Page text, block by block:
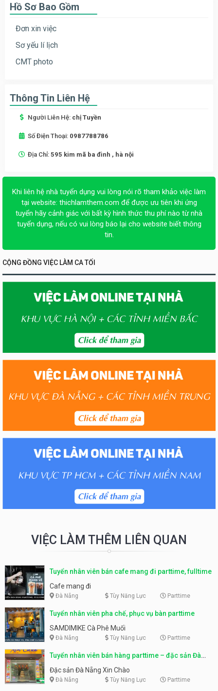
Hồ Sơ Bao Gồm
Đơn xin việc
Sơ yếu lí lịch
CMT photo
Thông Tin Liên Hệ
Người Liên Hệ: chị Tuyền
Số Điện Thoại: 0987788786
Địa Chỉ: 595 kim mã ba đình , hà nội
Khi liên hệ nhà tuyển dụng vui lòng nói rõ tham khảo việc làm
tại website: thichlamthem.com để được ưu tiên khi ứng
tuyển hãy cảnh giác với bất kỳ hình thức thu phí nào từ nhà
tuyển dụng, nếu có vui lòng báo lại cho website biết thông
tin.
CỘNG ĐỒNG VIỆC LÀM CA TỐI
VIỆC LÀM THÊM LIÊN QUAN
Tuyển nhân viên bán cafe mang đi parttime, fulltime
Cafe mang đi
Đà Nẵng Tùy Năng Lực Parttime
Tuyển nhân viên pha chế, phục vụ bàn parttime
SAMDIMIKE Cà Phê Muối
Đà Nẵng Tùy Năng Lực Parttime
Tuyển nhân viên bán hàng parttime – đặc sản Đà
Nẵng
Đặc sản Đà Nẵng Xin Chào
Đà Nẵng Tùy Năng Lực Parttime